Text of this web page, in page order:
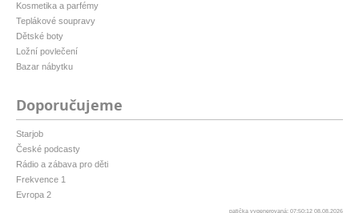
Kosmetika a parfémy
Teplákové soupravy
Dětské boty
Ložní povlečení
Bazar nábytku
Doporučujeme
Starjob
České podcasty
Rádio a zábava pro děti
Frekvence 1
Evropa 2
patička vygenerovaná: 07:50:12 08.08.2026